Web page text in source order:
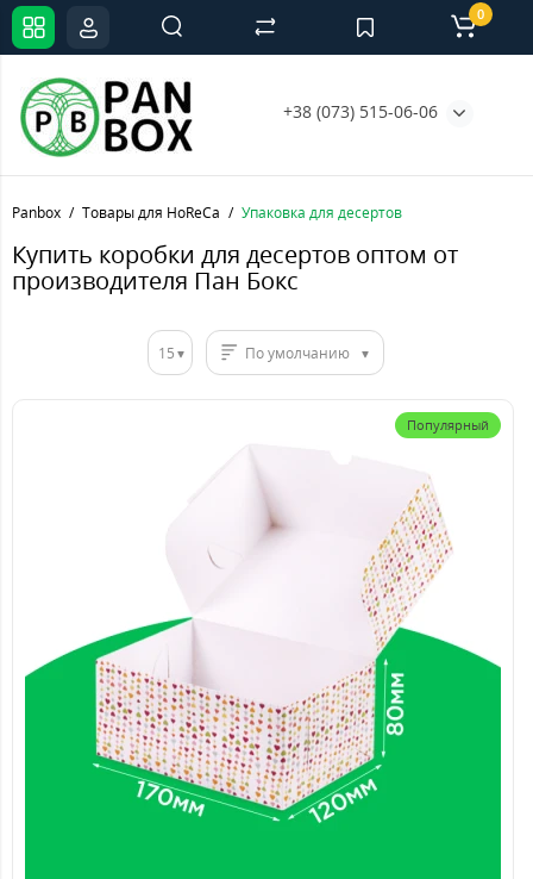
+38 (073) 515-06-06
0
Panbox Товары для HoReCa Упаковка для десертов
Купить коробки для десертов оптом от
производителя Пан Бокс
15 По умолчанию
Популярный